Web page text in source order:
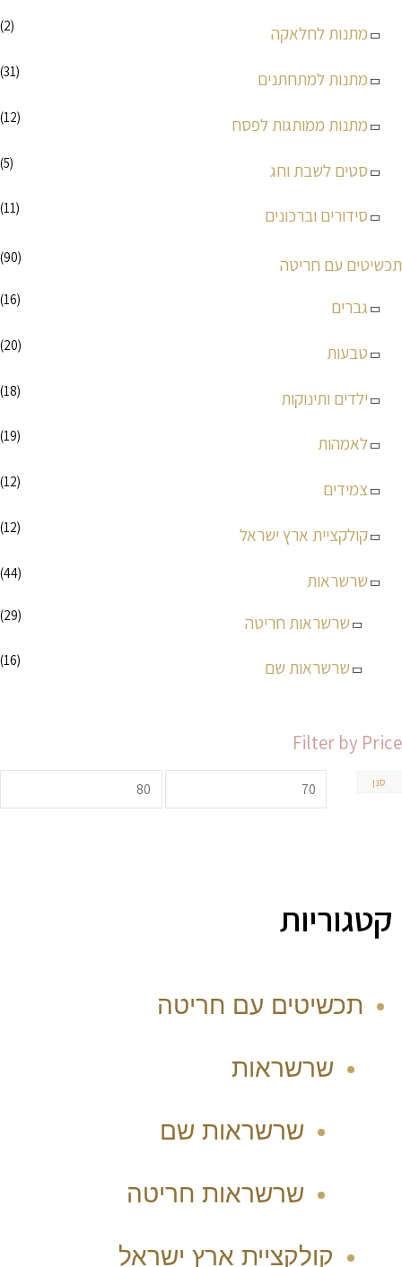
מתנות לחלאקה (2)
מתנות למתחתנים (31)
מתנות ממותגות לפסח (12)
סטים לשבת וחג (5)
סידורים וברכונים (11)
תכשיטים עם חריטה (90)
גברים (16)
טבעות (20)
ילדים ותינוקות (18)
לאמהות (19)
צמידים (12)
קולקציית ארץ ישראל (12)
שרשראות (44)
שרשראות חריטה (29)
שרשראות שם (16)
Filter by Price
סנן
קטגוריות
תכשיטים עם חריטה
שרשראות
שרשראות שם
שרשראות חריטה
קולקציית ארץ ישראל